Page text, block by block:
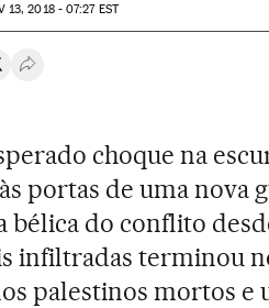
13, 2018 - 07:27EST
Whatsapp
en Facebook
en Twitter
Desplegar Redes Sociales
choque na
às portas de uma nova
bélica do conflito
infiltradas terminou
palestinos mortos e